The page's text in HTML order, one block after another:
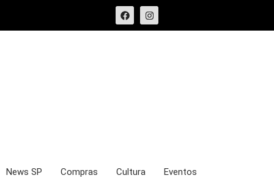
News SP Compras Cultura Eventos